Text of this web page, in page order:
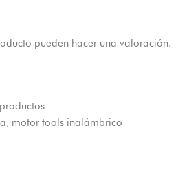
pueden hacer una valoración.
, motor tools inalámbrico